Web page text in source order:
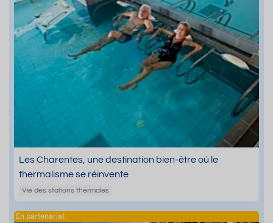
Les Charentes, une destination bien-être où le
thermalisme se réinvente
Vie des stations thermales